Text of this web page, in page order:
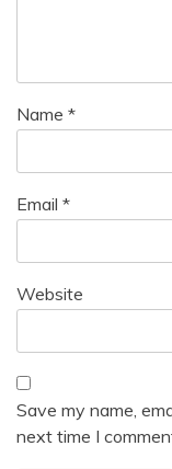
Name *
Email *
Website
Save my name,
next time I